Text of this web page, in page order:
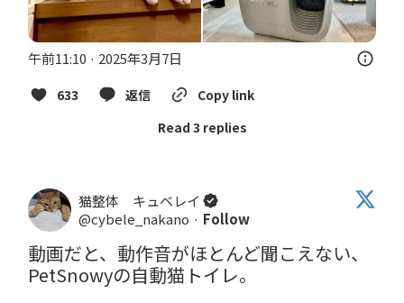
午前11:10 · 2025年3月7日
633 返信
Copy link
Read 3 replies
猫整体 キュベレイ
@cybele_nakano · Follow
動画だと、動作音がほとんど聞こえない、
PetSnowyの自動猫トイレ。